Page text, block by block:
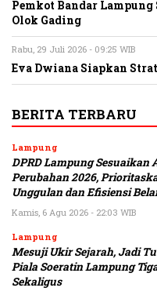
Pemkot Bandar
Olok Gading
Rabu, 29 Juli 2026 - 09:25 WIB
Eva Dwiana Siapkan
BERITA TERBARU
Lampung
DPRD Lampung Sesuaikan
Perubahan 2026,
Unggulan dan Efisiensi
Kamis, 6 Agu 2026 - 22:03 WIB
Lampung
Mesuji Ukir Sejarah, Jadi
Piala Soeratin Lampung
Sekaligus